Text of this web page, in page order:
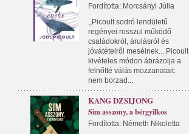
Fordította: Morcsányi Júlia
,,Picoult sodró lendületű
regényei rosszul működő
családokról, árulásról és
jóvátételről mesélnek... Picoult
kivételes módon ábrázolja a
felnőtté válás mozzanatait:
nem borzad...
KANG DZSIJONG
Sim asszony, a bérgyilkos
Fordította: Németh Nikoletta